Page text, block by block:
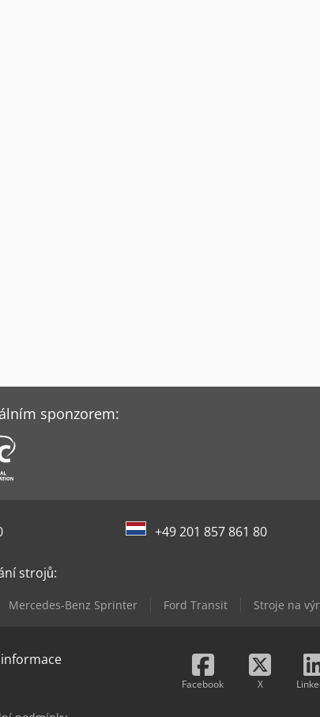
sponzorem:
+49 201 857 861 80
strojů:
Mercedes-Benz Sprinter Ford Transit Stroje na
Facebook X